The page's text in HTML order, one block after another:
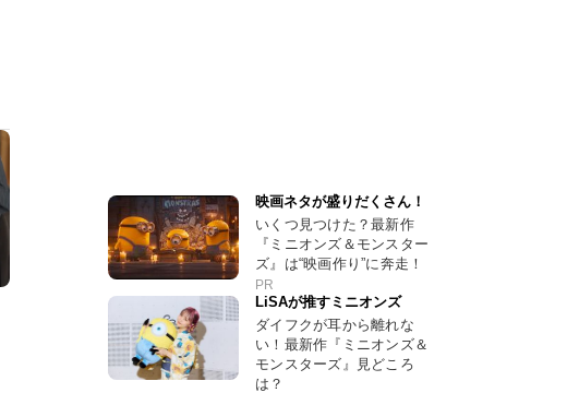
映画ネタが盛りだくさん！
いくつ見つけた？最新作
『ミニオンズ＆モンスター
ズ』は“映画作り”に奔走！
PR
LiSAが推すミニオンズ
ダイフクが耳から離れな
い！最新作『ミニオンズ＆
モンスターズ』見どころ
は？